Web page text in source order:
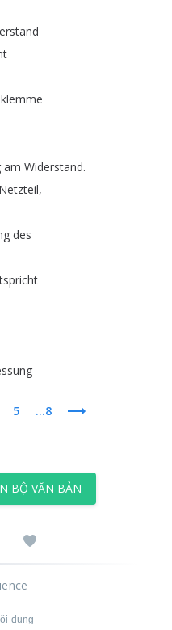
am Widerstand.
Netzteil,
des
5 ...8
BỘ VĂN BẢN
dung